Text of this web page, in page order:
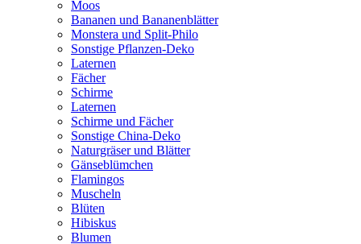
Moos
Bananen und Bananenblätter
Monstera und Split-Philo
Sonstige Pflanzen-Deko
Laternen
Fächer
Schirme
Laternen
Schirme und Fächer
Sonstige China-Deko
Naturgräser und Blätter
Gänseblümchen
Flamingos
Muscheln
Blüten
Hibiskus
Blumen